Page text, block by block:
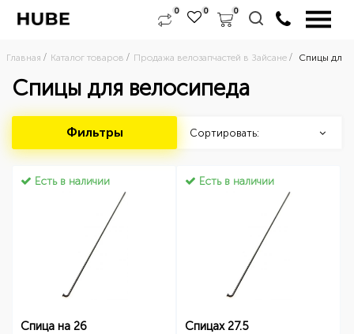
0 0 0
Главная Каталог товаров Продажа велозапчастей в Зайсане Спицы для
Спицы для велосипеда
Фильтры Сортировать:
Есть в наличии
Спица на 26
Есть в наличии
Спицах 27.5